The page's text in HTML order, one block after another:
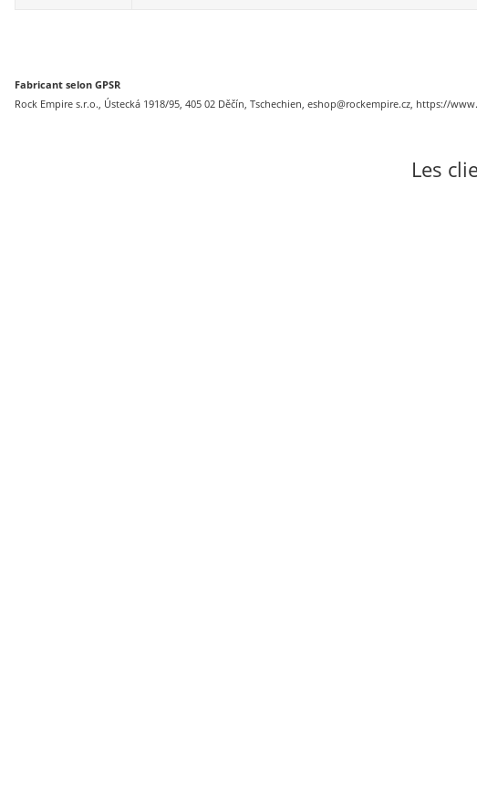
Fabricant selon GPSR
Rock Empire s.r.o., Ústecká 1918/95, 405 02 Děčín, Tschechien, eshop@rockempire.cz, https://
Les